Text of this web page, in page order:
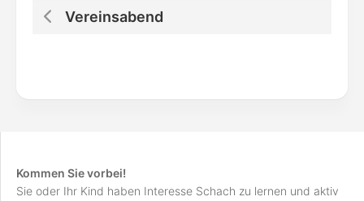
Vereinsabend
Kommen Sie vorbei!
Sie oder Ihr Kind haben Interesse Schach zu lernen und aktiv